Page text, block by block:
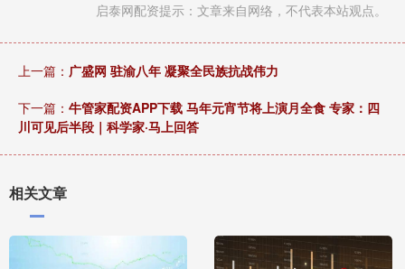
启泰网配资提示：文章来自网络，不代表本站观点。
上一篇： 广盛网 驻渝八年 凝聚全民族抗战伟力
下一篇： 牛管家配资APP下载 马年元宵节将上演月全食 专家：四
川可见后半段｜科学家·马上回答
相关文章